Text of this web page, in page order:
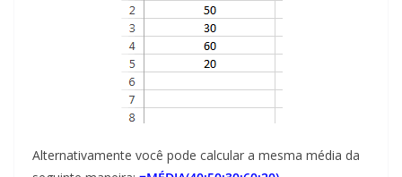
Alternativamente você pode calcular a mesma média da